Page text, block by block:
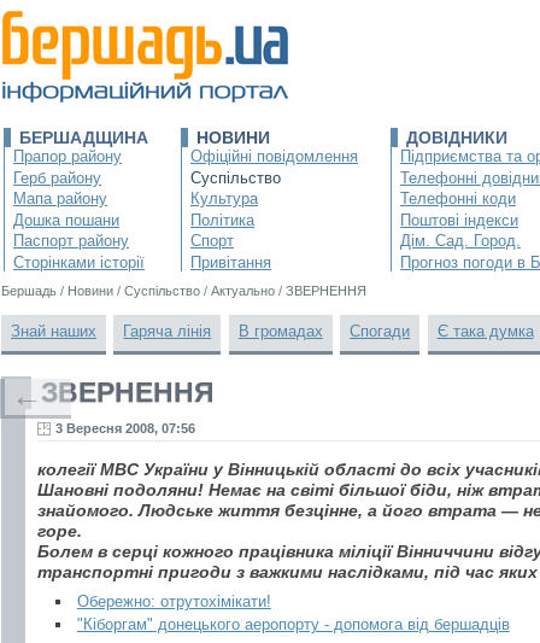
БЕРШАДЩИНА
Прапор району
Герб району
Мапа району
Дошка пошани
Паспорт району
Сторінками історії
НОВИНИ
Офіційні повідомлення
Суспільство
Культура
Політика
Спорт
Привітання
ДОВІДНИКИ
Підприємства та
Телефонні
Телефонні коди
Поштові індекси
Дім. Сад. Город.
Прогноз погоди в
Бершадь / Новини / Суспільство / Актуально / ЗВЕРНЕННЯ
Знай наших Гаряча лінія В громадах Спогади Є така думка
ЗВЕРНЕННЯ
3 Вересня 2008, 07:56
колегії МВС України у Вінницькій області до всіх
Шановні подоляни! Немає на світі більшої біди, ніж
знайомого. Людське життя безцінне, а його втрата —
горе.
Болем в серці кожного працівника міліції Вінниччини
транспортні пригоди з важкими наслідками, під час
Обережно: отрутохімікати!
"Кіборгам" донецького аеропорту - допомога від бершадців
←